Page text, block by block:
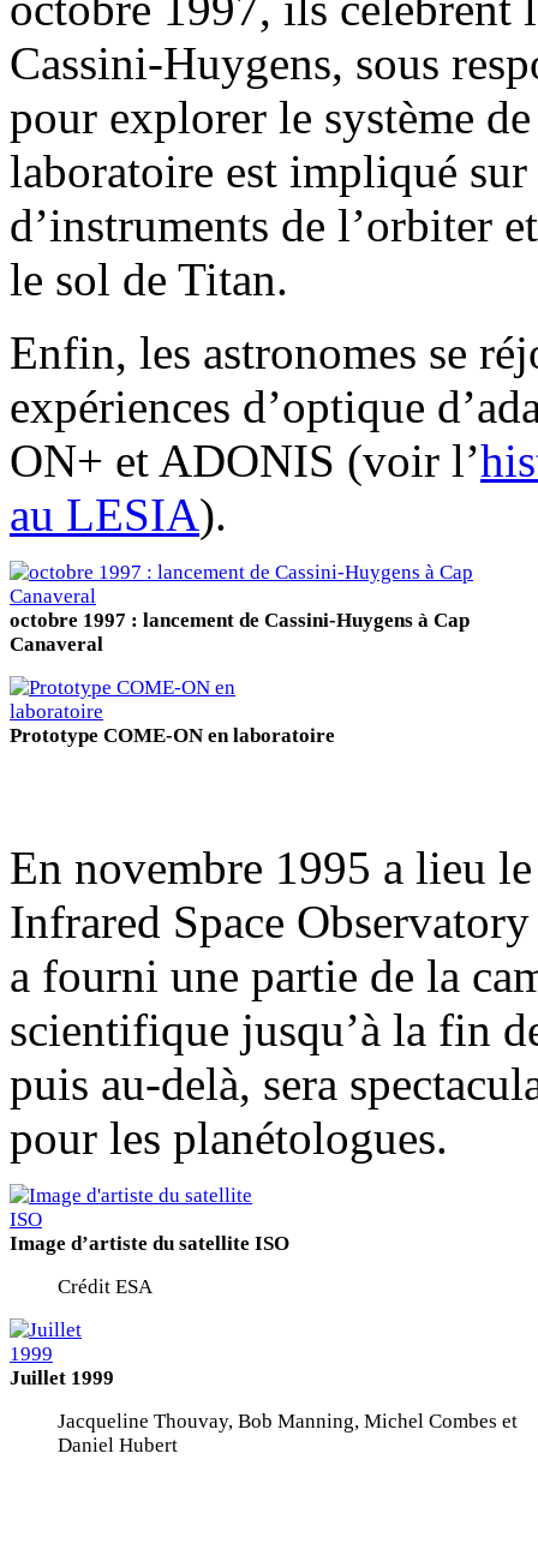
Cassini-Huygens, sous
pour explorer le système
laboratoire est impliqué
d’instruments de l’orbiter
le sol de Titan.
Enfin, les astronomes se
expériences d’optique
ON+ et ADONIS (voir l’
au LESIA).
octobre 1997 : lancement de Cassini-Huygens à Cap
Canaveral
Prototype COME-ON en laboratoire
En novembre 1995 a lieu
Infrared Space
a fourni une partie de la
scientifique jusqu’à la fin
puis au-delà, sera
pour les planétologues.
Image d’artiste du satellite ISO
Crédit ESA
Juillet 1999
Jacqueline Thouvay, Bob Manning, Michel Combes et
Daniel Hubert